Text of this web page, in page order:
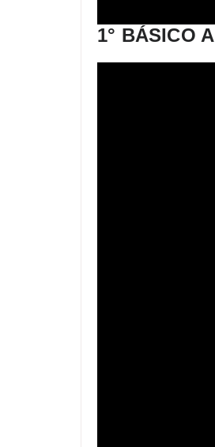
1° BÁSICO A